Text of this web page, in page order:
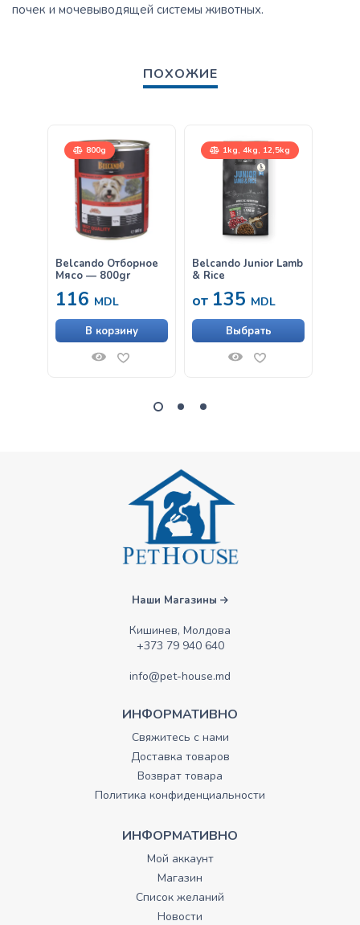
почек и мочевыводящей системы животных.
ПОХОЖИЕ
800g
Belcando Отборное
Мясо — 800gr
116 MDL
В корзину
1kg, 4kg, 12,5kg
Belcando Junior Lamb
& Rice
от 135 MDL
Выбрать
Наши Магазины
Кишинев, Молдова
+373 79 940 640
info@pet-house.md
ИНФОРМАТИВНО
Свяжитесь с нами
Доставка товаров
Возврат товара
Политика конфиденциальности
ИНФОРМАТИВНО
Мой аккаунт
Магазин
Список желаний
Новости